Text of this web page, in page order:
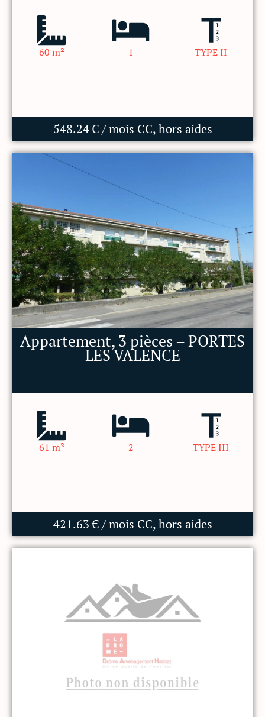
60 m² 1 TYPE II
548.24 € / mois CC, hors aides
Appartement, 3 pièces – PORTES
LES VALENCE
61 m² 2 TYPE III
421.63 € / mois CC, hors aides